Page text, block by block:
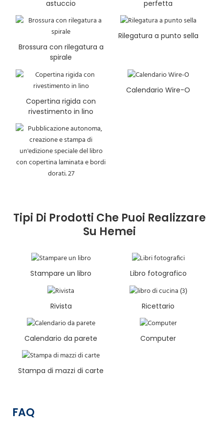
astuccio perfetta
Brossura con rilegatura a
spirale
Rilegatura a punto sella
Copertina rigida con
rivestimento in lino
Calendario Wire-O
Tipi Di Prodotti Che Puoi Realizzare
Su Hemei
Stampare un libro Libro fotografico
Rivista Ricettario
Calendario da parete Computer
Stampa di mazzi di carte
FAQ